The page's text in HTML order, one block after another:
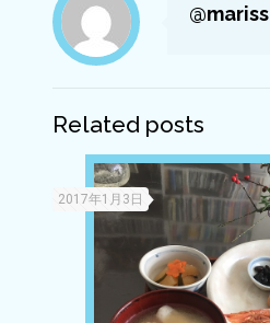
@mariss
Related posts
2017年1月3日